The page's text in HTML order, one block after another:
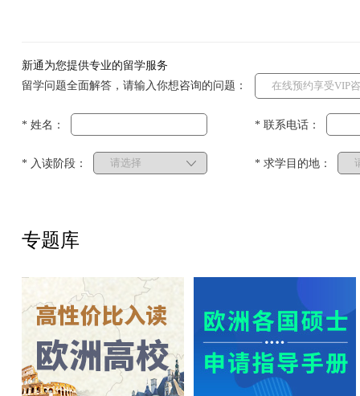
新通为您提供专业的留学服务
留学问题全面解答，请输入你想咨询的问题：
* 姓名： * 联系电话：
* 入读阶段： * 求学目的地：
专题库